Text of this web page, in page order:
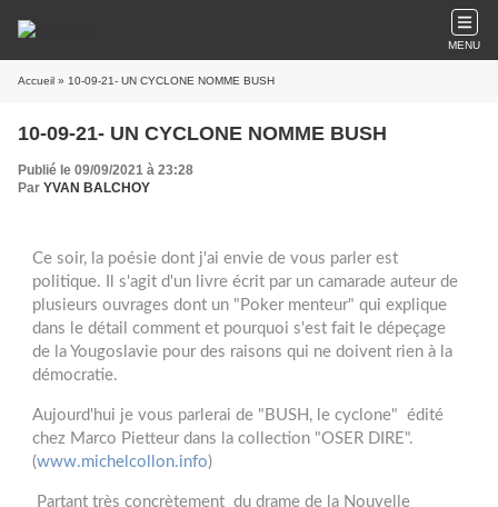
MENU
Accueil » 10-09-21- UN CYCLONE NOMME BUSH
10-09-21- UN CYCLONE NOMME BUSH
Publié le 09/09/2021 à 23:28
Par YVAN BALCHOY
Ce soir, la poésie dont j'ai envie de vous parler est
politique. Il s'agit d'un livre écrit par un camarade auteur de
plusieurs ouvrages dont un "Poker menteur" qui explique
dans le détail comment et pourquoi s'est fait le dépeçage
de la Yougoslavie pour des raisons qui ne doivent rien à la
démocratie.
Aujourd'hui je vous parlerai de "BUSH, le cyclone" édité
chez Marco Pietteur dans la collection "OSER DIRE".
(www.michelcollon.info)
Partant très concrètement du drame de la Nouvelle